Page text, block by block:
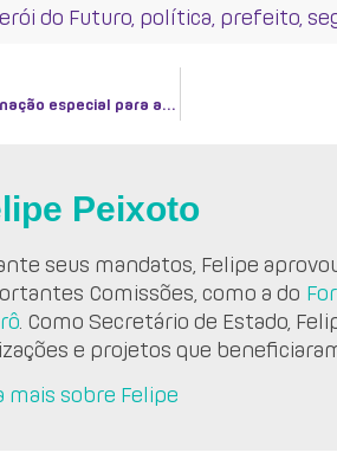
do Futuro política prefeito
Lâmpadas de LED: um sistema de iluminação especial para as calçadas de Niterói
Peixoto
seus mandatos, Felipe
Comissões, como a do
. Como Secretário de Estado,
e projetos que
mais sobre Felipe